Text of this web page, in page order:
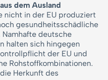
dem Ausland
nicht in der EU produziert
gesundheitsschädliche
deutsche
halten sich hingegen
der EU und
Rohstoffkombinationen.
Herkunft des